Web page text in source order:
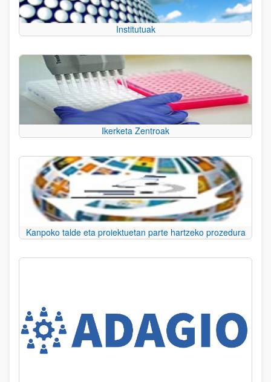
Institutuak
Ikerketa Zentroak
Kanpoko talde eta proiektuetan parte hartzeko prozedura